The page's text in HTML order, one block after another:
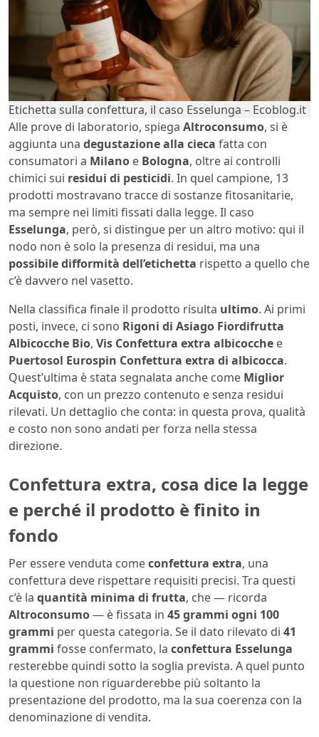
Etichetta sulla confettura, il caso Esselunga – Ecoblog.it
Alle prove di laboratorio, spiega Altroconsumo, si è
aggiunta una degustazione alla cieca fatta con
consumatori a Milano e Bologna, oltre ai controlli
chimici sui residui di pesticidi. In quel campione, 13
prodotti mostravano tracce di sostanze fitosanitarie,
ma sempre nei limiti fissati dalla legge. Il caso
Esselunga, però, si distingue per un altro motivo: qui il
nodo non è solo la presenza di residui, ma una
possibile difformità dell’etichetta rispetto a quello che
c’è davvero nel vasetto.
Nella classifica finale il prodotto risulta ultimo. Ai primi
posti, invece, ci sono Rigoni di Asiago Fiordifrutta
Albicocche Bio, Vis Confettura extra albicocche e
Puertosol Eurospin Confettura extra di albicocca.
Quest’ultima è stata segnalata anche come Miglior
Acquisto, con un prezzo contenuto e senza residui
rilevati. Un dettaglio che conta: in questa prova, qualità
e costo non sono andati per forza nella stessa
direzione.
Confettura extra, cosa dice la legge
e perché il prodotto è finito in
fondo
Per essere venduta comeconfettura extra, una
confettura deve rispettare requisiti precisi. Tra questi
c’è la quantità minima di frutta, che — ricorda
Altroconsumo— è fissata in 45 grammi ogni 100
grammi per questa categoria. Se il dato rilevato di 41
grammi fosse confermato, la confettura Esselunga
resterebbe quindi sotto la soglia prevista. A quel punto
la questione non riguarderebbe più soltanto la
presentazione del prodotto, ma la sua coerenza con la
denominazione di vendita.